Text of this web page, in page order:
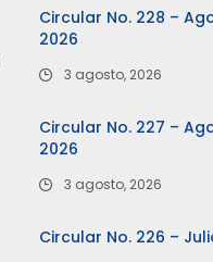
Circular No. 228 –
2026
3 agosto, 2026
Circular No. 227 –
2026
3 agosto, 2026
Circular No. 226 –